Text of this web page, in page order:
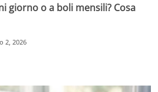
giorno o a boli mensili? Cosa
2, 2026